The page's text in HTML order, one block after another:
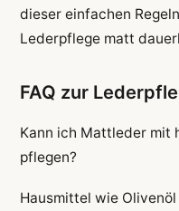
dieser einfachen
Lederpflege matt
FAQ zur
Kann ich Mattleder mit
pflegen?
Hausmittel wie